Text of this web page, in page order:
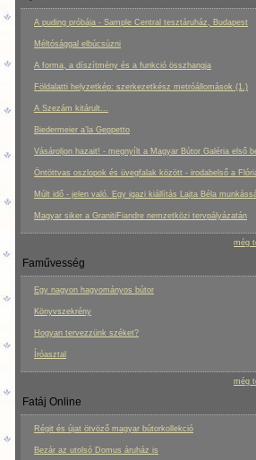
A puding próbája - Sample Central tesztáruház, Budapest
Méltósággal elbúcsúzni
A forma, a díszítmény és a funkció összhangja
Földalatti helyzetkép: szerkezetkész metróállomások (1.)
A Szezám kitárult...
Biedermeier a’la Geppetto
Vásároljon hazait! - megnyílt a Magyar Bútor Galéria első
Öntöttvas oszlopok és üvegfalak között - irodabelső a
Múlt idő - jelen való. Egy igazi kiállítás Lajta Béla
Magyar siker a GranitiFiandre nemzetközi tervpályázatán
még
Faművesség
Egy nagyon hagyományos bútor
Könyvszekrény
Hogyan tervezzünk széket?
Íróasztal
még
Fatáj Online
Régit és újat ötvöző magyar bútorkollekció
Bezár az utolsó Domus áruház is